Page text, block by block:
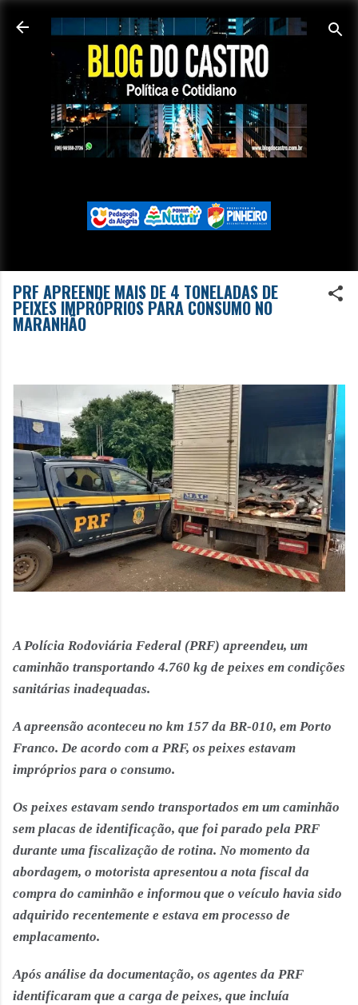
Pular para o conteúdo principal
PRF APREENDE MAIS DE 4 TONELADAS DE
PEIXES IMPRÓPRIOS PARA CONSUMO NO
MARANHÃO
A Polícia Rodoviária Federal (PRF) apreendeu, um
caminhão transportando 4.760 kg de peixes em condições
sanitárias inadequadas.
A apreensão aconteceu no km 157 da BR-010, em Porto
Franco. De acordo com a PRF, os peixes estavam
impróprios para o consumo.
Os peixes estavam sendo transportados em um caminhão
sem placas de identificação, que foi parado pela PRF
durante uma fiscalização de rotina. No momento da
abordagem, o motorista apresentou a nota fiscal da
compra do caminhão e informou que o veículo havia sido
adquirido recentemente e estava em processo de
emplacamento.
Após análise da documentação, os agentes da PRF
identificaram que a carga de peixes, que incluía